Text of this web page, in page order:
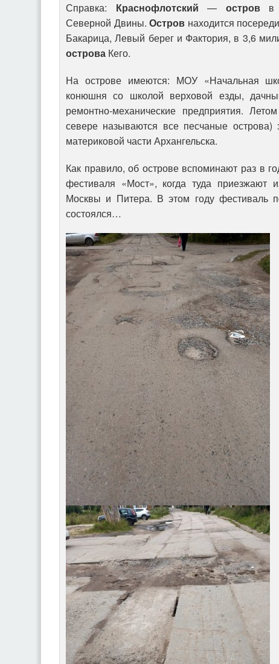
Справка: Краснофлотский — островв
Северной Двины.Остров находится
Бакарица, Левый берег и Фактория, в 3,6
острова Кего.
На острове имеются: МОУ «Начальная
конюшня со школой верховой езды,
ремонтно-механические предприятия.
севере называются все песчаные
материковой части Архангельска.
Как правило, об острове вспоминают раз в
фестиваля «Мост», когда туда приезжают
Москвы и Питера. В этом году фестиваль
состоялся…